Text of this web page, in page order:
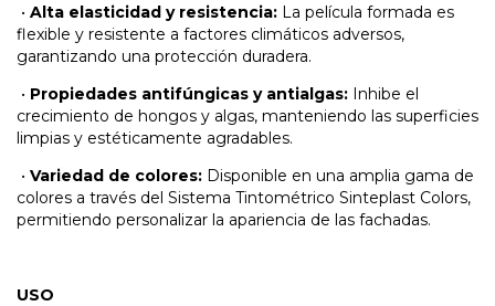
• Alta elasticidad y resistencia: La película formada es
flexible y resistente a factores climáticos adversos,
garantizando una protección duradera.
• Propiedades antifúngicas y antialgas: Inhibe el
crecimiento de hongos y algas, manteniendo las superficies
limpias y estéticamente agradables.
• Variedad de colores: Disponible en una amplia gama de
colores a través del Sistema Tintométrico Sinteplast Colors,
permitiendo personalizar la apariencia de las fachadas.
USO